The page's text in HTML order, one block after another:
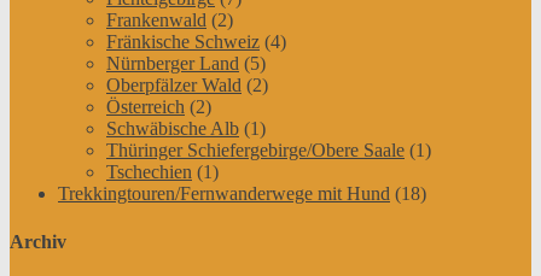
Frankenwald (2)
Fränkische Schweiz (4)
Nürnberger Land (5)
Oberpfälzer Wald (2)
Österreich (2)
Schwäbische Alb (1)
Thüringer Schiefergebirge/Obere Saale (1)
Tschechien (1)
Trekkingtouren/Fernwanderwege mit Hund (18)
Archiv